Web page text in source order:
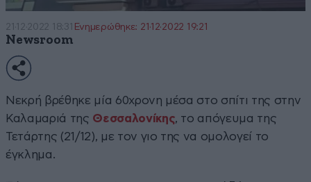
21·12·2022 18:31 Ενημερώθηκε: 21·12·2022 19:21
Newsroom
Νεκρή βρέθηκε μία 60χρονη μέσα στο σπίτι της στην
Καλαμαριά της Θεσσαλονίκης, το απόγευμα της
Τετάρτης (21/12), με τον γιο της να ομολογεί το
έγκλημα.